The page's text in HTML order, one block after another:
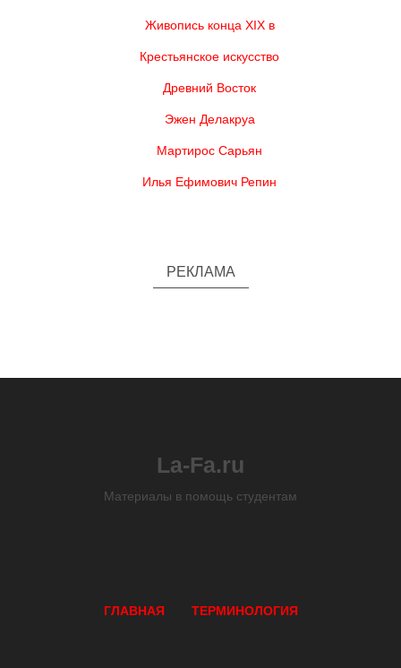
Живопись конца XIX в
Крестьянское искусство
Древний Восток
Эжен Делакруа
Мартирос Сарьян
Илья Ефимович Репин
РЕКЛАМА
La-Fa.ru
Материалы в помощь студентам
ГЛАВНАЯ ТЕРМИНОЛОГИЯ